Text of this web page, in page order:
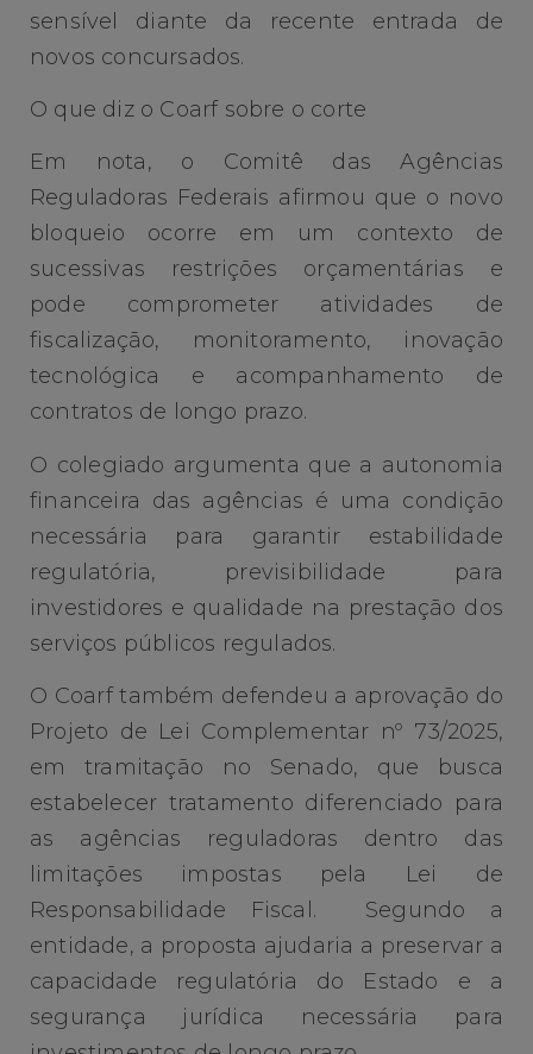
sensível diante da recente entrada de
novos concursados.
O que diz o Coarf sobre o corte
Em nota, o Comitê das Agências
Reguladoras Federais afirmou que o novo
bloqueio ocorre em um contexto de
sucessivas restrições orçamentárias e
pode comprometer atividades de
fiscalização, monitoramento, inovação
tecnológica e acompanhamento de
contratos de longo prazo.
O colegiado argumenta que a autonomia
financeira das agências é uma condição
necessária para garantir estabilidade
regulatória, previsibilidade para
investidores e qualidade na prestação dos
serviços públicos regulados.
O Coarf também defendeu a aprovação do
Projeto de Lei Complementar nº 73/2025,
em tramitação no Senado, que busca
estabelecer tratamento diferenciado para
as agências reguladoras dentro das
limitações impostas pela Lei de
Responsabilidade Fiscal. Segundo a
entidade, a proposta ajudaria a preservar a
capacidade regulatória do Estado e a
segurança jurídica necessária para